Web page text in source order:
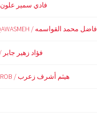
FADI SAMIR ALLOUN / فادي سمير علون
FADIL MOHAMED AL-QAWASMEH / فاضل محمد القواسمه
FU’AD ZUHAIR JABER / فؤاد زهير جابر
HAITHAM ASHRAF ZO’ROB / هيثم أشرف زعرب